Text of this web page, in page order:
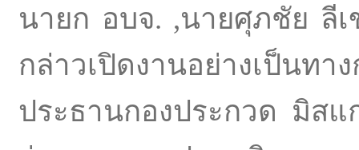
นายก อบจ. ,นายศุภชัย ลี
กล่าวเปิดงานอย่างเป็
ประธานกองประกวด มิส